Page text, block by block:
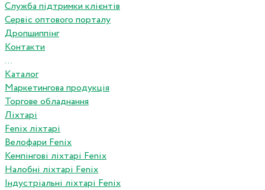
Служба підтримки клієнтів
Сервіс оптового порталу
Дропшиппінг
Контакти
...
Каталог
Маркетингова продукція
Торгове обладнання
Ліхтарі
Fenix ліхтарі
Велофари Fenix
Кемпінгові ліхтарі Fenix
Налобні ліхтарі Fenix
Індустріальні ліхтарі Fenix